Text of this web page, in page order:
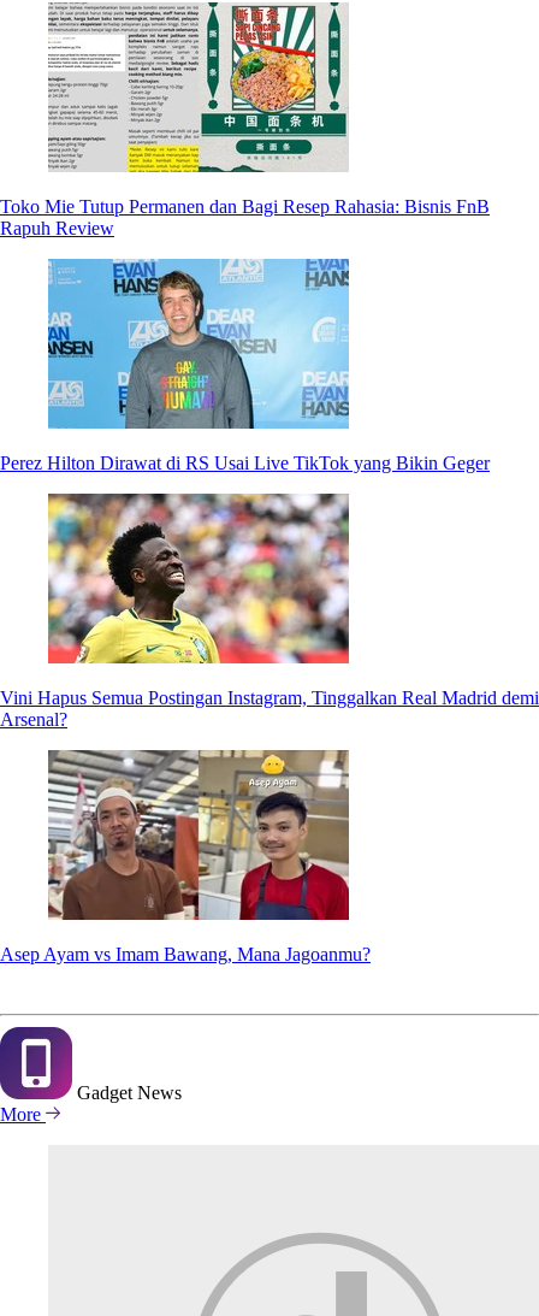
Toko Mie Tutup Permanen dan Bagi Resep Rahasia: Bisnis FnB
Rapuh Review
Perez Hilton Dirawat di RS Usai Live TikTok yang Bikin Geger
Vini Hapus Semua Postingan Instagram, Tinggalkan Real Madrid demi
Arsenal?
Asep Ayam vs Imam Bawang, Mana Jagoanmu?
Gadget News
More